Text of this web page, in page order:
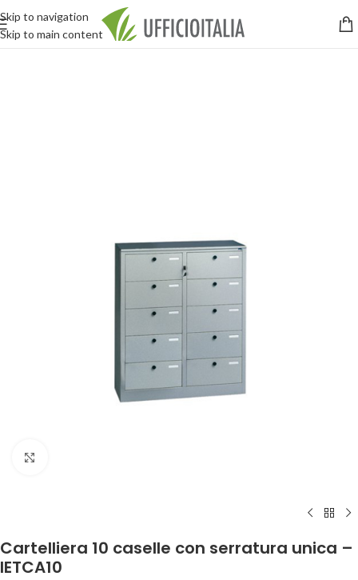
Skip to navigation
Skip to main content
Cartelliera 10 caselle con serratura unica –
IETCA10